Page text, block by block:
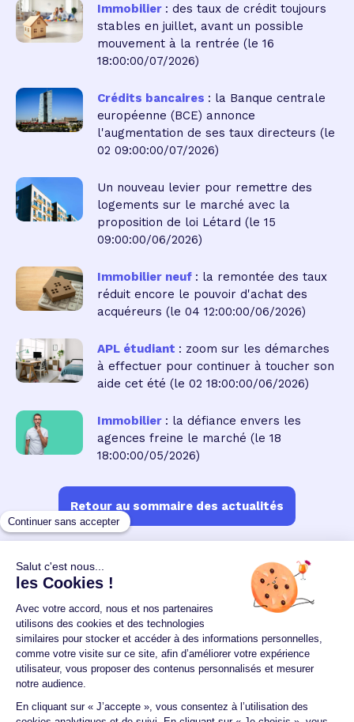
Immobilier : des taux de crédit toujours
stables en juillet, avant un possible
mouvement à la rentrée (le 16
18:00:00/07/2026)
Crédits bancaires : la Banque centrale
européenne (BCE) annonce
l'augmentation de ses taux directeurs (le
02 09:00:00/07/2026)
Un nouveau levier pour remettre des
logements sur le marché avec la
proposition de loi Létard (le 15
09:00:00/06/2026)
Immobilier neuf : la remontée des taux
réduit encore le pouvoir d'achat des
acquéreurs (le 04 12:00:00/06/2026)
APL étudiant : zoom sur les démarches
à effectuer pour continuer à toucher son
aide cet été (le 02 18:00:00/06/2026)
Immobilier : la défiance envers les
agences freine le marché (le 18
18:00:00/05/2026)
Retour au sommaire des actualités
Un crédit vous engage et doit être remboursé.
Vérifiez vos capacités de remboursement avant de
vous engager.
Aucun versement, de quelque nature que ce soit, ne